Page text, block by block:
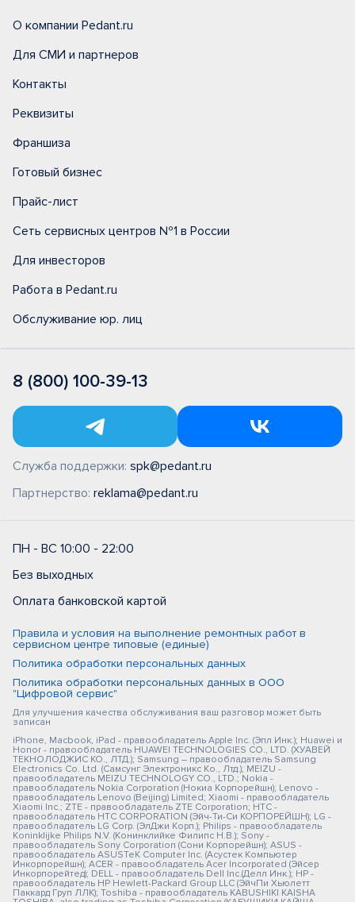
О компании Pedant.ru
Для СМИ и партнеров
Контакты
Реквизиты
Франшиза
Готовый бизнес
Прайс-лист
Сеть сервисных центров №1 в России
Для инвесторов
Работа в Pedant.ru
Обслуживание юр. лиц
8 (800) 100-39-13
Служба поддержки: spk@pedant.ru
Партнерство: reklama@pedant.ru
ПН - ВС 10:00 - 22:00
Без выходных
Оплата банковской картой
Правила и условия на выполнение ремонтных работ в
сервисном центре типовые (единые)
Политика обработки персональных данных
Политика обработки персональных данных в ООО
"Цифровой сервис"
Для улучшения качества обслуживания ваш разговор может быть
записан
iPhone, Macbook, iPad - правообладатель Apple Inc. (Эпл Инк.); Huawei и
Honor - правообладатель HUAWEI TECHNOLOGIES CO., LTD. (ХУАВЕЙ
ТЕКНОЛОДЖИС КО., ЛТД.); Samsung – правообладатель Samsung
Electronics Co. Ltd. (Самсунг Электроникс Ко., Лтд.); MEIZU -
правообладатель MEIZU TECHNOLOGY CO., LTD.; Nokia -
правообладатель Nokia Corporation (Нокиа Корпорейшн); Lenovo -
правообладатель Lenovo (Beijing) Limited; Xiaomi - правообладатель
Xiaomi Inc.; ZTE - правообладатель ZTE Corporation; HTC -
правообладатель HTC CORPORATION (Эйч-Ти-Си КОРПОРЕЙШН); LG -
правообладатель LG Corp. (ЭлДжи Корп.); Philips - правообладатель
Koninklijke Philips N.V. (Конинклийке Филипс Н.В.); Sony -
правообладатель Sony Corporation (Сони Корпорейшн); ASUS -
правообладатель ASUSTeK Computer Inc. (Асустек Компьютер
Инкорпорейшн); ACER - правообладатель Acer Incorporated (Эйсер
Инкорпорейтед); DELL - правообладатель Dell Inc.(Делл Инк.); HP -
правообладатель HP Hewlett-Packard Group LLC (ЭйчПи Хьюлетт
Паккард Груп ЛЛК); Toshiba - правообладатель KABUSHIKI KAISHA